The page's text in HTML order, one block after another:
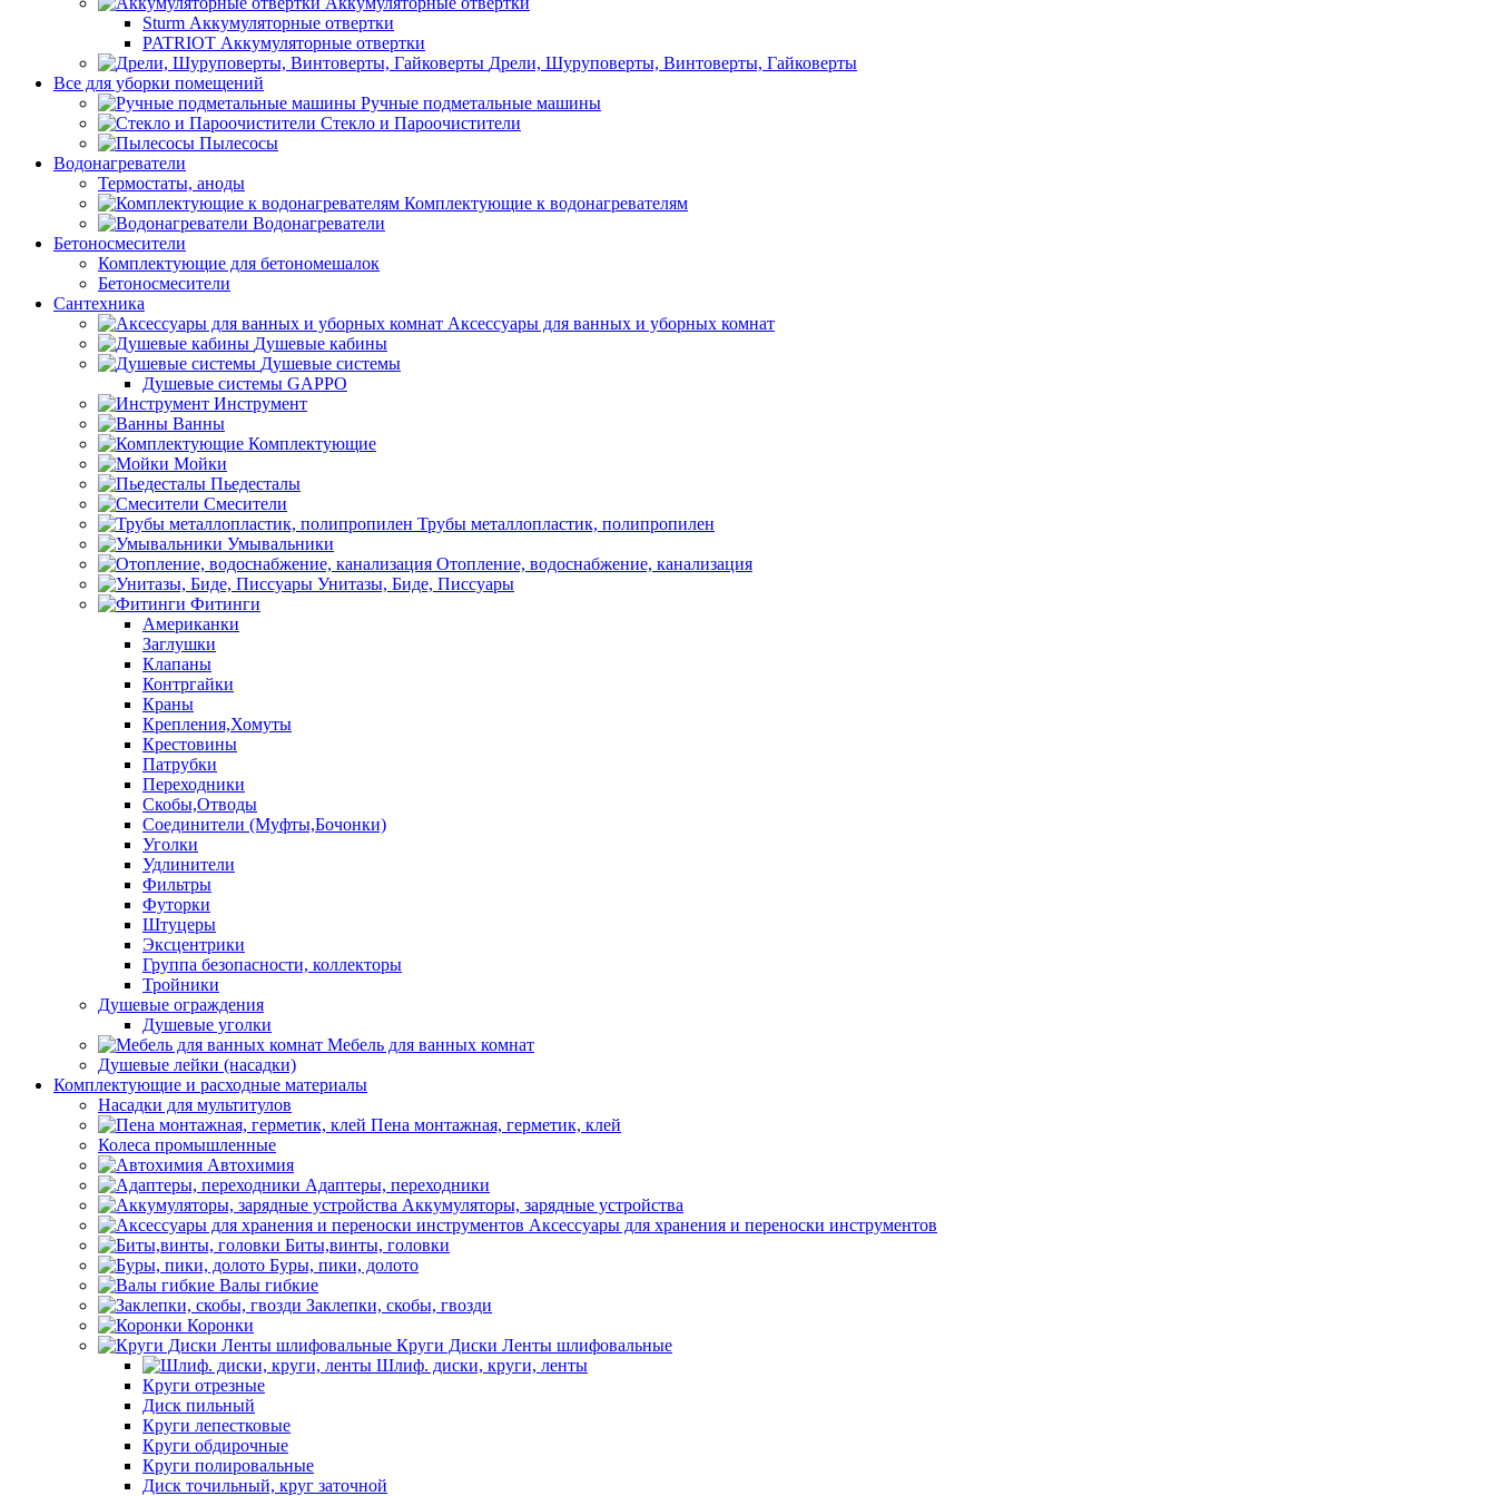
Sturm Аккумуляторные отвертки
PATRIOT Аккумуляторные отвертки
Дрели, Шуруповерты, Винтоверты, Гайковерты
Все для уборки помещений
Ручные подметальные машины
Стекло и Пароочистители
Пылесосы
Водонагреватели
Термостаты, аноды
Комплектующие к водонагревателям
Водонагреватели
Бетоносмесители
Комплектующие для бетономешалок
Бетоносмесители
Сантехника
Аксессуары для ванных и уборных комнат
Душевые кабины
Душевые системы
Душевые системы GAPPO
Инструмент
Ванны
Комплектующие
Мойки
Пьедесталы
Смесители
Трубы металлопластик, полипропилен
Умывальники
Отопление, водоснабжение, канализация
Унитазы, Биде, Писсуары
Фитинги
Американки
Заглушки
Клапаны
Контргайки
Краны
Крепления,Хомуты
Крестовины
Патрубки
Переходники
Скобы,Отводы
Соединители (Муфты,Бочонки)
Уголки
Удлинители
Фильтры
Футорки
Штуцеры
Эксцентрики
Группа безопасности, коллекторы
Тройники
Душевые ограждения
Душевые уголки
Мебель для ванных комнат
Душевые лейки (насадки)
Комплектующие и расходные материалы
Насадки для мультитулов
Пена монтажная, герметик, клей
Колеса промышленные
Автохимия
Адаптеры, переходники
Аккумуляторы, зарядные устройства
Аксессуары для хранения и переноски инструментов
Биты,винты, головки
Буры, пики, долото
Валы гибкие
Заклепки, скобы, гвозди
Коронки
Круги Диски Ленты шлифовальные
Шлиф. диски, круги, ленты
Круги отрезные
Диск пильный
Круги лепестковые
Круги обдирочные
Круги полировальные
Диск точильный, круг заточной